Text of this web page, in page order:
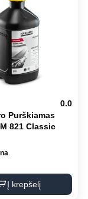
0.0
Purškiamas
821 Classic
Į krepšelį